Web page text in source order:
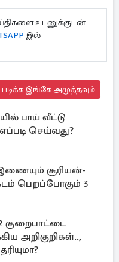
உடனுக்குடன்
இல்
இங்கே அழுத்தவும்
பாய் வீட்டு
செய்வது?
இணையும் சூரியன்-
பெறப்போகும் 3
குறைபாட்டை
அறிகுறிகள்..,